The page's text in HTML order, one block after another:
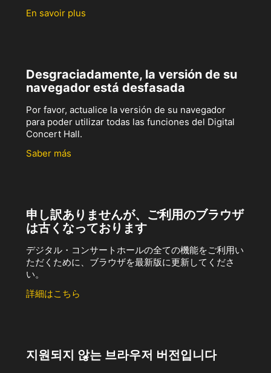
En savoir plus
Desgraciadamente, la versión de su
navegador está desfasada
Por favor, actualice la versión de su navegador
para poder utilizar todas las funciones del Digital
Concert Hall.
Saber más
申し訳ありませんが、ご利用のブラウザ
は古くなっております
デジタル・コンサートホールの全ての機能をご利用い
ただくために、ブラウザを最新版に更新してくださ
い。
詳細はこちら
지원되지 않는 브라우저 버전입니다